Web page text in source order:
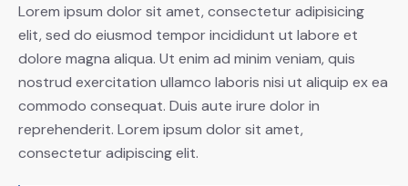
Lorem ipsum dolor sit amet, consectetur adipisicing
elit, sed do eiusmod tempor incididunt ut labore et
dolore magna aliqua. Ut enim ad minim veniam, quis
nostrud exercitation ullamco laboris nisi ut aliquip ex ea
commodo consequat. Duis aute irure dolor in
reprehenderit. Lorem ipsum dolor sit amet,
consectetur adipiscing elit.